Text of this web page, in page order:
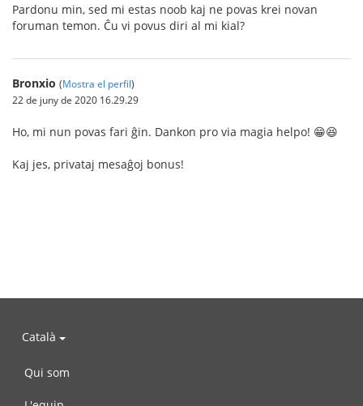
Pardonu min, sed mi estas noob kaj ne povas krei novan
foruman temon. Ĉu vi povus diri al mi kial?
Bronxio (Mostra el perfil)
22 de juny de 2020 16.29.29
Ho, mi nun povas fari ĝin. Dankon pro via magia helpo! 😁😆
Kaj jes, privataj mesaĝoj bonus!
Català
Qui som